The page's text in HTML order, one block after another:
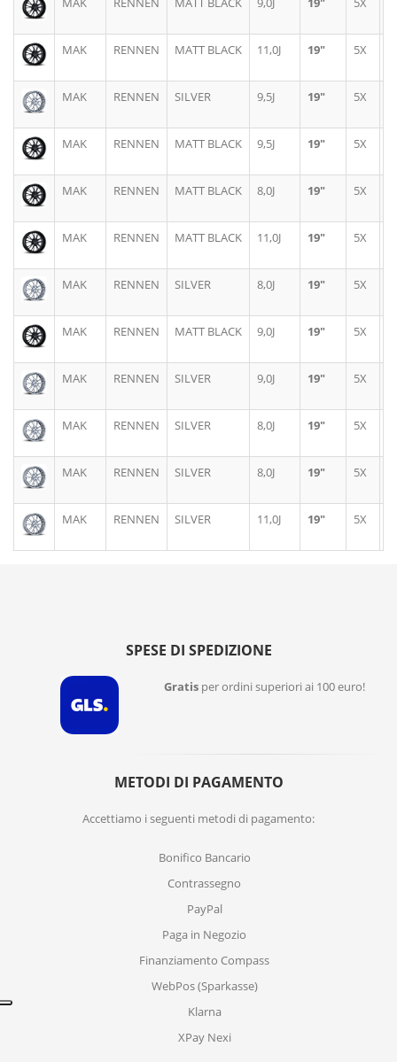
MAK RENNEN MATT BLACK 11,0J 19" 5X
MAK RENNEN SILVER 9,5J 19" 5X
MAK RENNEN MATT BLACK 9,5J 19" 5X
MAK RENNEN MATT BLACK 8,0J 19" 5X
MAK RENNEN MATT BLACK 11,0J 19" 5X
MAK RENNEN SILVER 8,0J 19" 5X
MAK RENNEN MATT BLACK 9,0J 19" 5X
MAK RENNEN SILVER 9,0J 19" 5X
MAK RENNEN SILVER 8,0J 19" 5X
MAK RENNEN SILVER 8,0J 19" 5X
MAK RENNEN SILVER 11,0J 19" 5X
SPESE DI SPEDIZIONE
Gratis per ordini superiori ai 100 euro!
METODI DI PAGAMENTO
Accettiamo i seguenti metodi di pagamento:
Bonifico Bancario
Contrassegno
PayPal
Paga in Negozio
Finanziamento Compass
WebPos (Sparkasse)
Klarna
XPay Nexi